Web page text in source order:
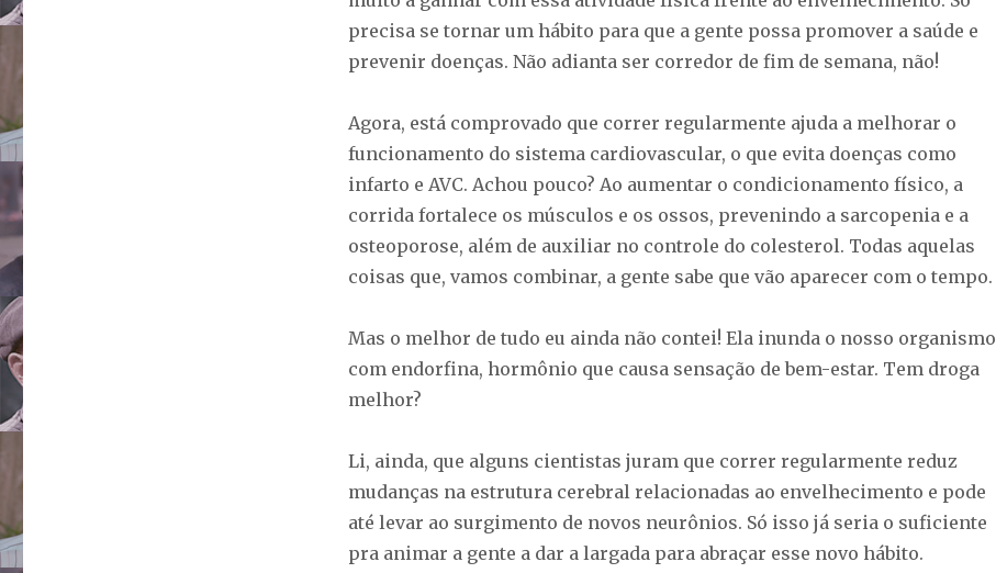
precisa se tornar um hábito para que a gente possa promover a saúde e
prevenir doenças. Não adianta ser corredor de fim de semana, não!
Agora, está comprovado que correr regularmente ajuda a melhorar o
funcionamento do sistema cardiovascular, o que evita doenças como
infarto e AVC. Achou pouco? Ao aumentar o condicionamento físico, a
corrida fortalece os músculos e os ossos, prevenindo a sarcopenia e a
osteoporose, além de auxiliar no controle do colesterol. Todas aquelas
coisas que, vamos combinar, a gente sabe que vão aparecer com o tempo.
Mas o melhor de tudo eu ainda não contei! Ela inunda o nosso organismo
com endorfina, hormônio que causa sensação de bem-estar. Tem droga
melhor?
Li, ainda, que alguns cientistas juram que correr regularmente reduz
mudanças na estrutura cerebral relacionadas ao envelhecimento e pode
até levar ao surgimento de novos neurônios. Só isso já seria o suficiente
pra animar a gente a dar a largada para abraçar esse novo hábito.